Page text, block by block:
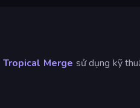
Tropical Merge sử dụng kỹ